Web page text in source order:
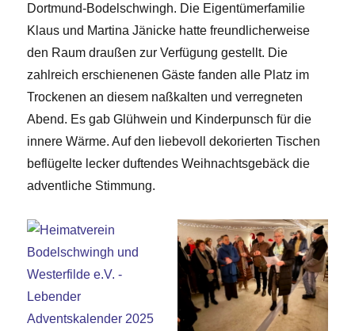
Dortmund-Bodelschwingh. Die Eigentümerfamilie
Klaus und Martina Jänicke hatte freundlicherweise
den Raum draußen zur Verfügung gestellt. Die
zahlreich erschienenen Gäste fanden alle Platz im
Trockenen an diesem naßkalten und verregneten
Abend. Es gab Glühwein und Kinderpunsch für die
innere Wärme. Auf den liebevoll dekorierten Tischen
beflügelte lecker duftendes Weihnachtsgebäck die
adventliche Stimmung.